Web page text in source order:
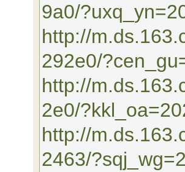
9a0/
http://
292e0/
http://
2e0/
http://
2463/